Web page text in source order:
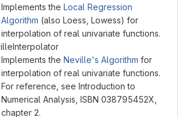
Implements the Local Regression
Algorithm (also Loess, Lowess) for
interpolation of real univariate functions.
Implements the Neville's Algorithm for
interpolation of real univariate functions.
For reference, see Introduction to
Numerical Analysis, ISBN 038795452X,
chapter 2.